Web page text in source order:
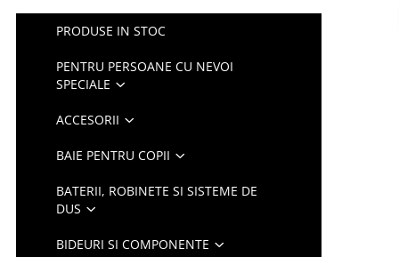
PRODUSE IN STOC
PENTRU PERSOANE CU NEVOI
SPECIALE
ACCESORII
BAIE PENTRU COPII
BATERII, ROBINETE SI SISTEME DE
DUS
BIDEURI SI COMPONENTE